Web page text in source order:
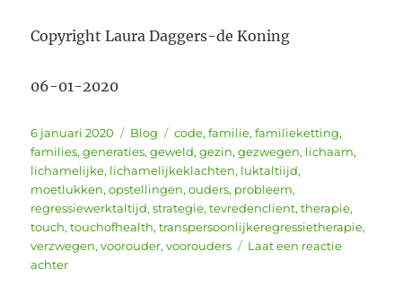
Copyright Laura Daggers-de Koning
06-01-2020
Geplaatst
op
6 januari 2020 Categorieën
Blog Tags
code,familie,familieketting,
families,generaties,geweld,gezin,gezwegen, lichaam,
lichamelijke, lichamelijkeklachten, luktaltiijd,
moetlukken,opstellingen,ouders, probleem,
regressiewerktaltijd,strategie,tevredenclient,therapie,
touch,touchofhealth,transpersoonlijkeregressietherapie,
verzwegen,voorouder,voorouders
Laat een reactie
achterop